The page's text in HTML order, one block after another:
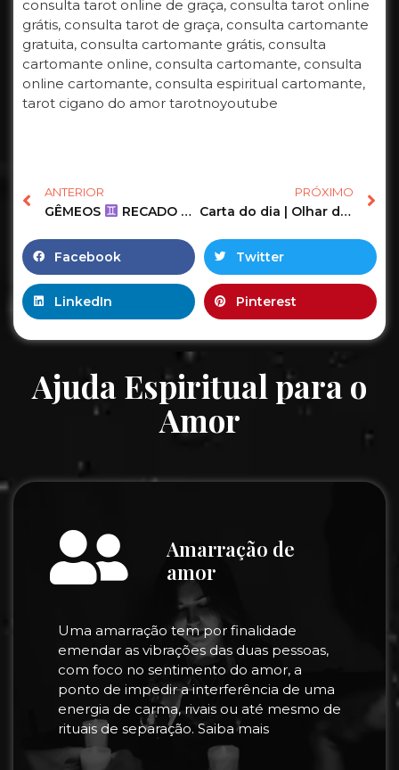
consulta tarot online de graça, consulta tarot online
grátis, consulta tarot de graça, consulta cartomante
gratuita, consulta cartomante grátis, consulta
cartomante online, consulta cartomante, consulta
online cartomante, consulta espiritual cartomante,
tarot cigano do amor tarotnoyoutube
ANTERIOR
GÊMEOS RECADO URGENTE NÃO FAÇA NADA
PRÓXIMO
Carta do dia | Olhar de cigana Tarot
Facebook Twitter
LinkedIn Pinterest
Ajuda Espiritual para o
Amor
Amarração de
amor
Uma amarração tem por finalidade
emendar as vibrações das duas pessoas,
com foco no sentimento do amor, a
ponto de impedir a interferência de uma
energia de carma, rivais ou até mesmo de
rituais de separação. Saiba mais